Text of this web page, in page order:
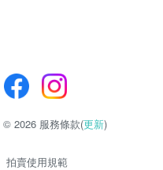
© 2026 服務條款(更新)
拍賣使用規範